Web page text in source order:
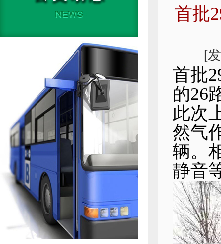
首批
[
首批
的26
此次
然气
辆。
静音